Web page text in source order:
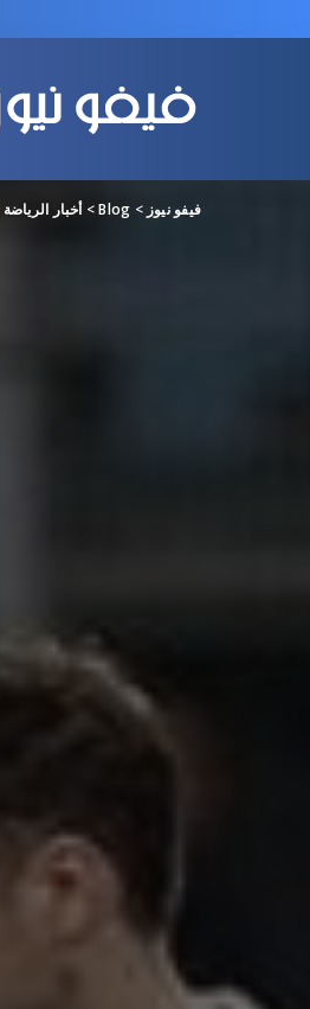
فيفو نيوز >
Blog
> أخبار الرياضة